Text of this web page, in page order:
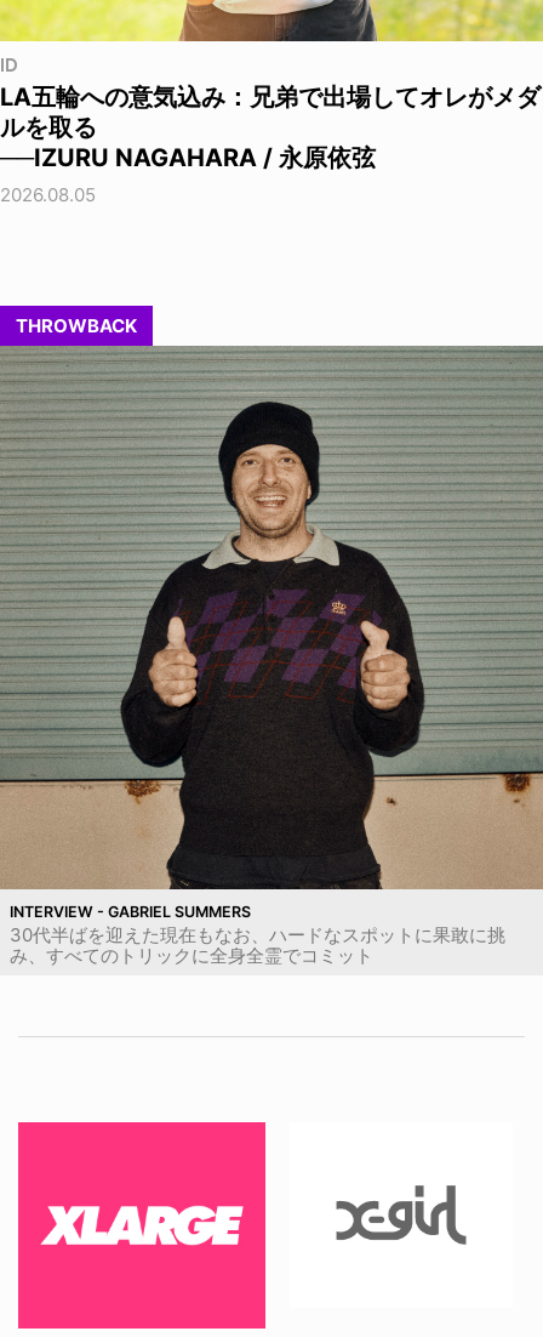
ID
LA五輪への意気込み：兄弟で出場してオレがメダ
ルを取る
──IZURU NAGAHARA / 永原依弦
2026.08.05
THROWBACK
INTERVIEW - GABRIEL SUMMERS
30代半ばを迎えた現在もなお、ハードなスポットに果敢に挑
み、すべてのトリックに全身全霊でコミット